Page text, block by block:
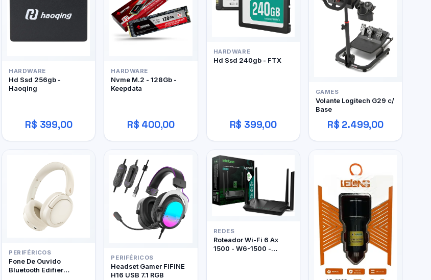
HARDWARE
Hd Ssd 256gb -
Haoqing
R$ 399,00
HARDWARE
Nvme M.2 - 128Gb -
Keepdata
R$ 400,00
HARDWARE
Hd Ssd 240gb - FTX
R$ 399,00
GAMES
Volante Logitech G29 c/
Base
R$ 2.499,00
PERIFÉRICOS
Fone De Ouvido
Bluetooth Edifier
PERIFÉRICOS
Headset Gamer FIFINE
H16 USB 7.1 RGB
REDES
Roteador Wi-Fi 6 Ax
1500 - W6-1500 -